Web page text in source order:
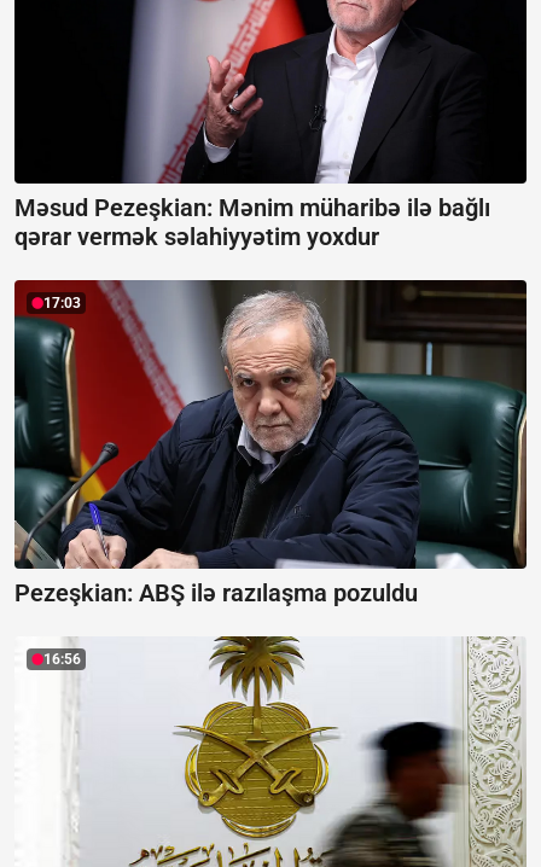
Məsud Pezeşkian: Mənim müharibə ilə bağlı
qərar vermək səlahiyyətim yoxdur
17:03
Pezeşkian: ABŞ ilə razılaşma pozuldu
16:56